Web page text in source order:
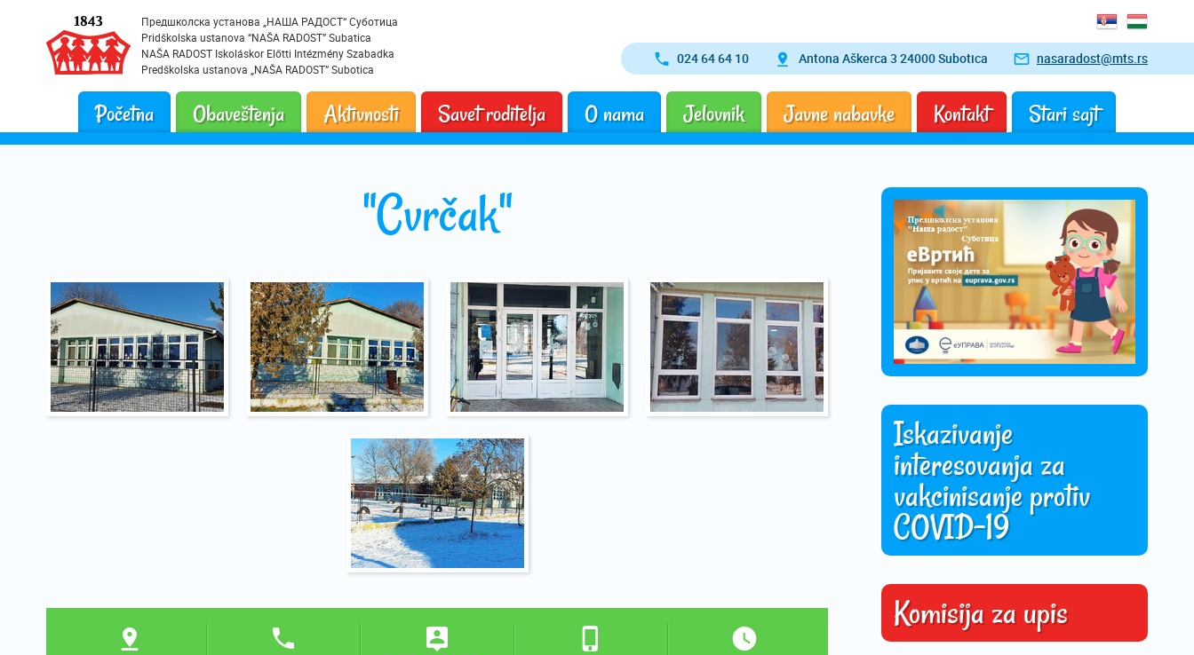
Предшколска установа „НАША РАДОСТ“ Суботица
Pridškolska ustanova “NAŠA RADOST” Subatica
NAŠA RADOST Iskoláskor Előtti Intézmény Szabadka
Predškolska ustanova „NAŠA RADOST” Subotica
024 64 64 10 Antona Aškerca 3 24000 Subotica nasaradost@mts.rs
Početna Obaveštenja Aktivnosti Savet roditelja O nama Jelovnik Javne nabavke Kontakt Stari sajt
"Cvrčak"
Iskazivanje
interesovanja za
vakcinisanje protiv
COVID-19
Komisija za upis